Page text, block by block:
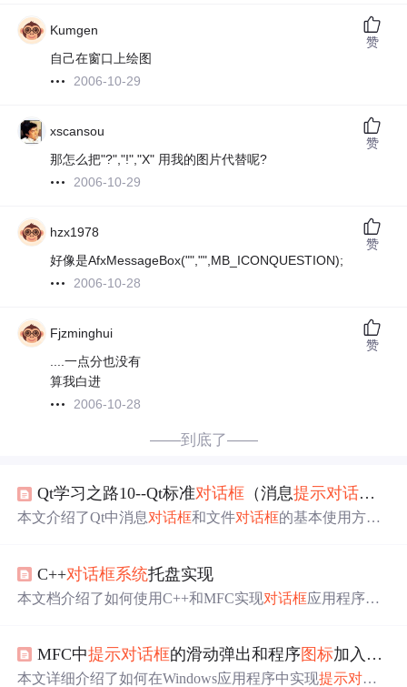
Kumgen
自己在窗口上绘图
2006-10-29
赞
xscansou
那怎么把"?","!","X" 用我的图片代替呢?
2006-10-29
赞
hzx1978
好像是AfxMessageBox("","",MB_ICONQUESTION);
2006-10-28
赞
Fjzminghui
....一点分也没有
算我白进
2006-10-28
赞
——到底了——
Qt学习之路10--Qt标准对话框 （消息提示对话框
本文介绍了Qt中消息对话框和文件对话框的基本使用方
合适的对话框类型。
C++对话框系统托盘实现
本文档介绍了如何使用C++和MFC实现对话框应用程序的
程包括设置对话框属性、定义自定义消息、处理托盘消息
及覆盖OnCancel函数来删除托盘图标。
MFC中提示对话框的滑动弹出和程序图标加入 系统
本文详细介绍了如何在Windows应用程序中实现提示对话